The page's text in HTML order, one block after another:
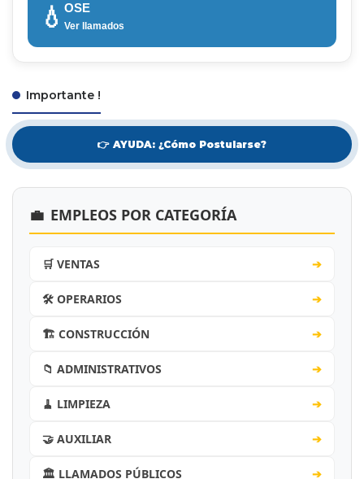
💧 OSE
Ver llamados
Importante !
👉 AYUDA: ¿Cómo Postularse?
💼 EMPLEOS POR CATEGORÍA
🛒 VENTAS ➔
🛠️ OPERARIOS ➔
🏗️ CONSTRUCCIÓN ➔
📁 ADMINISTRATIVOS ➔
🧹 LIMPIEZA ➔
🤝 AUXILIAR ➔
🏛️ LLAMADOS PÚBLICOS ➔